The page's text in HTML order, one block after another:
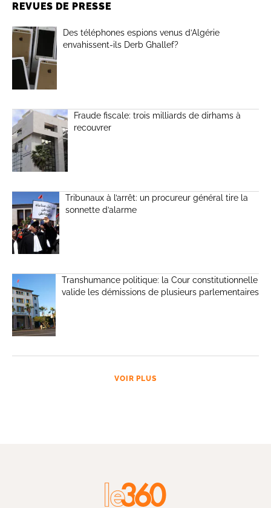
REVUES DE PRESSE
Des téléphones espions venus d’Algérie
envahissent-ils Derb Ghallef?
Fraude fiscale: trois milliards de dirhams à
recouvrer
Tribunaux à l’arrêt: un procureur général tire la
sonnette d’alarme
Transhumance politique: la Cour constitutionnelle
valide les démissions de plusieurs parlementaires
VOIR PLUS